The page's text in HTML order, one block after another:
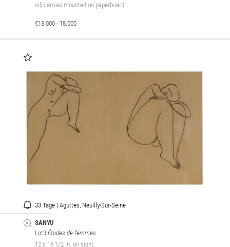
oil/canvas mounted on paperboard
€13.000 - 18.000
33 Tage | Aguttes, Neuilly-Sur-Seine
SANYU
Lot3 Études de femmes
12 x 18 1/2 in. on sight